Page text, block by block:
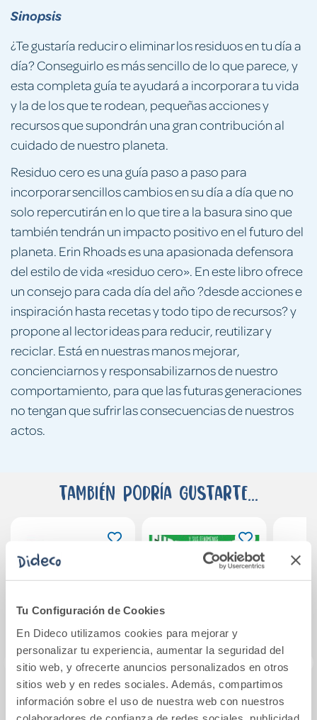
Tu Configuración de Cookies
En Dideco utilizamos cookies para mejorar y
personalizar tu experiencia, aumentar la seguridad del
sitio web, y ofrecerte anuncios personalizados en otros
sitios web y en redes sociales. Además, compartimos
información sobre el uso de nuestra web con nuestros
Sinopsis
¿Te gustaría reducir o eliminar los residuos en tu día a
día? Conseguirlo es más sencillo de lo que parece, y
esta completa guía te ayudará a incorporar a tu vida
y la de los que te rodean, pequeñas acciones y
recursos que supondrán una gran contribución al
cuidado de nuestro planeta.
Residuo cero es una guía paso a paso para
incorporar sencillos cambios en su día a día que no
solo repercutirán en lo que tire a la basura sino que
también tendrán un impacto positivo en el futuro del
planeta. Erin Rhoads es una apasionada defensora
del estilo de vida «residuo cero». En este libro ofrece
un consejo para cada día del año ?desde acciones e
inspiración hasta recetas y todo tipo de recursos? y
propone al lector ideas para reducir, reutilizar y
reciclar. Está en nuestras manos mejorar,
concienciarnos y responsabilizarnos de nuestro
comportamiento, para que las futuras generaciones
no tengan que sufrir las consecuencias de nuestros
actos.
También podría gustarte...
Pipa y Otto en el
Curiosonautas. El